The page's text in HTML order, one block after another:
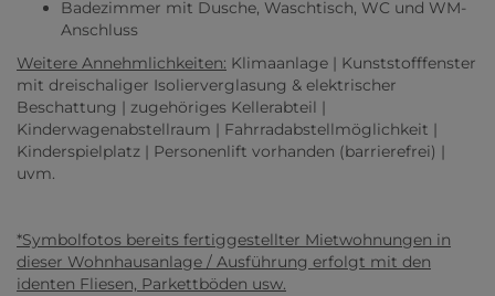
Badezimmer mit Dusche, Waschtisch, WC und WM-
Anschluss
Weitere Annehmlichkeiten: Klimaanlage | Kunststofffenster
mit dreischaliger Isolierverglasung & elektrischer
Beschattung | zugehöriges Kellerabteil |
Kinderwagenabstellraum | Fahrradabstellmöglichkeit |
Kinderspielplatz | Personenlift vorhanden (barrierefrei) |
uvm.
*Symbolfotos bereits fertiggestellter Mietwohnungen in
dieser Wohnhausanlage / Ausführung erfolgt mit den
identen Fliesen, Parkettböden usw.